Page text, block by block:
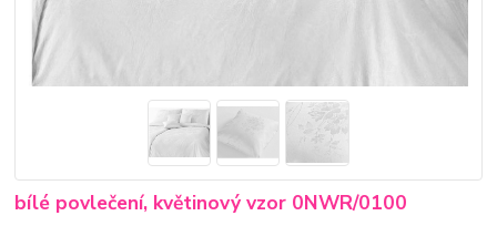
bílé povlečení, květinový vzor 0NWR/0100